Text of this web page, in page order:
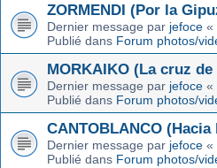
ZORMENDI (Por la
Dernier message par jefoce «
Publié dans Forum photos/
MORKAIKO (La cruz
Dernier message par jefoce «
Publié dans Forum photos/
CANTOBLANCO
Dernier message par jefoce «
Publié dans Forum photos/